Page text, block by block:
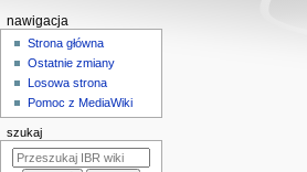
M
n
a
nawigacja
Strona główna
Ostatnie zmiany
Losowa strona
Pomoc z MediaWiki
szukaj